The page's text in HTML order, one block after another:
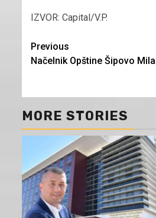
IZVOR: Capital/V.P.
Continue
Reading
Previous
Načelnik Opštine Šipovo
MORE STORIES